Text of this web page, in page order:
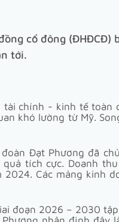
cổ đông
tới.
chính - kinh tế toàn
khó lường từ Mỹ.
Đạt Phương đã
tích cực. Doanh
Các mảng kinh
đoạn 2026 – 2030